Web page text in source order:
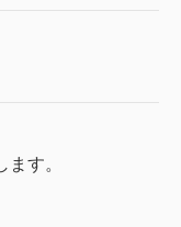
す。